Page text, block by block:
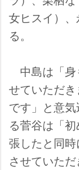
女ヒスイ）
る。
中島は「身
せていただ
です」と意
る菅谷は「
張したと同
させていた